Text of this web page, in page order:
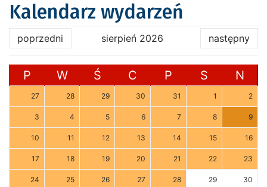
Kalendarz wydarzeń
poprzedni sierpień 2026 następny
P W Ś C P S N
27 28 29 30 31 1 2
3 4 5 6 7 8 9
10 11 12 13 14 15 16
17 18 19 20 21 22 23
24 25 26 27 28 29 30